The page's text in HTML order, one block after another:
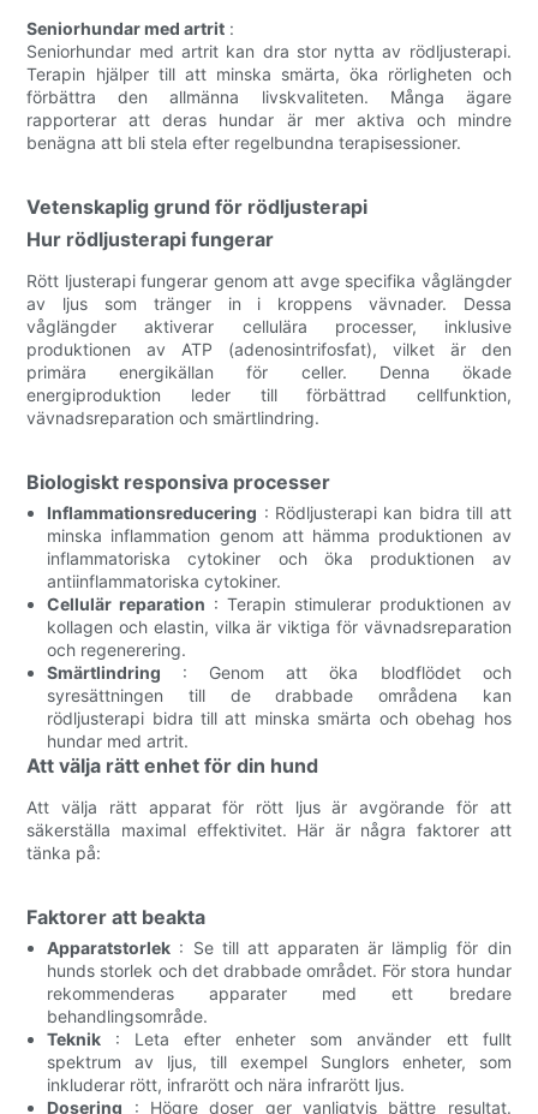
Seniorhundar med artrit :
Seniorhundar med artrit kan dra stor nytta av rödljusterapi.
Terapin hjälper till att minska smärta, öka rörligheten och
förbättra den allmänna livskvaliteten. Många ägare
rapporterar att deras hundar är mer aktiva och mindre
benägna att bli stela efter regelbundna terapisessioner.
Vetenskaplig grund för rödljusterapi
Hur rödljusterapi fungerar
Rött ljusterapi fungerar genom att avge specifika våglängder
av ljus som tränger in i kroppens vävnader. Dessa
våglängder aktiverar cellulära processer, inklusive
produktionen av ATP (adenosintrifosfat), vilket är den
primära energikällan för celler. Denna ökade
energiproduktion leder till förbättrad cellfunktion,
vävnadsreparation och smärtlindring.
Biologiskt responsiva processer
Inflammationsreducering : Rödljusterapi kan bidra till att
minska inflammation genom att hämma produktionen av
inflammatoriska cytokiner och öka produktionen av
antiinflammatoriska cytokiner.
Cellulär reparation : Terapin stimulerar produktionen av
kollagen och elastin, vilka är viktiga för vävnadsreparation
och regenerering.
Smärtlindring : Genom att öka blodflödet och
syresättningen till de drabbade områdena kan
rödljusterapi bidra till att minska smärta och obehag hos
hundar med artrit.
Att välja rätt enhet för din hund
Att välja rätt apparat för rött ljus är avgörande för att
säkerställa maximal effektivitet. Här är några faktorer att
tänka på:
Faktorer att beakta
Apparatstorlek : Se till att apparaten är lämplig för din
hunds storlek och det drabbade området. För stora hundar
rekommenderas apparater med ett bredare
behandlingsområde.
Teknik : Leta efter enheter som använder ett fullt
spektrum av ljus, till exempel Sunglors enheter, som
inkluderar rött, infrarött och nära infrarött ljus.
Dosering : Högre doser ger vanligtvis bättre resultat.